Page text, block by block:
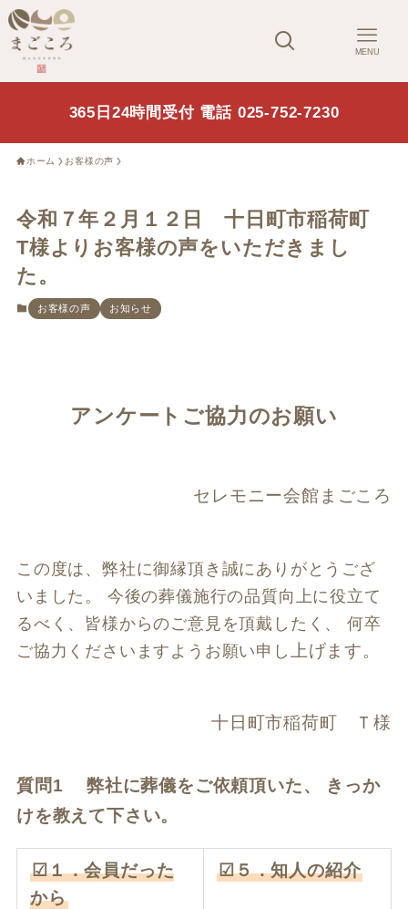
MENU
365日24時間受付 電話 025-752-7230
ホーム お客様の声
令和７年２月１２日 十日町市稲荷町
T様よりお客様の声をいただきまし
た。
お客様の声 お知らせ
アンケートご協力のお願い
セレモニー会館まごころ
この度は、弊社に御縁頂き誠にありがとうござ
いました。 今後の葬儀施行の品質向上に役立て
るべく、皆様からのご意見を頂戴したく、 何卒
ご協力くださいますようお願い申し
上げます。
十日町市稲荷町 Ｔ様
質問1 弊社に葬儀をご依頼頂いた、 きっか
けを教えて下さい。
☑１．会員だった
から
☑５．知人の紹介